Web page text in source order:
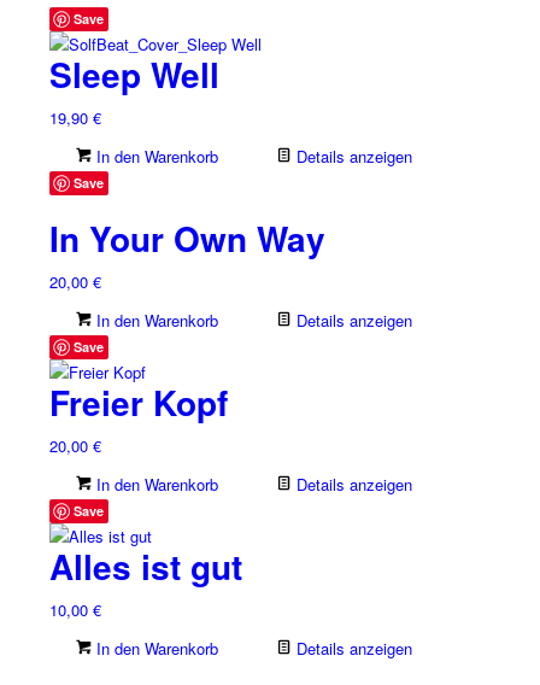
Save
Sleep Well
19,90 €
In den Warenkorb
Details anzeigen
Save
In Your Own Way
20,00 €
In den Warenkorb
Details anzeigen
Save
Freier Kopf
20,00 €
In den Warenkorb
Details anzeigen
Save
Alles ist gut
10,00 €
In den Warenkorb
Details anzeigen